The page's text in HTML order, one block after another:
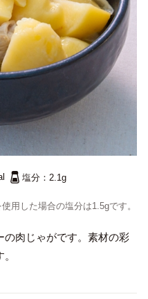
塩分： 2.1g
用した場合の塩分は1.5gです。
の肉じゃがです。素材の彩